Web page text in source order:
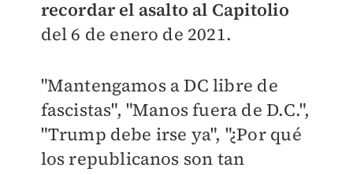
recordar el asalto al Capitolio
del 6 de enero de 2021.
"Mantengamos a DC libre de
fascistas", "Manos fuera de D.C.",
"Trump debe irse ya", "¿Por qué
los republicanos son tan